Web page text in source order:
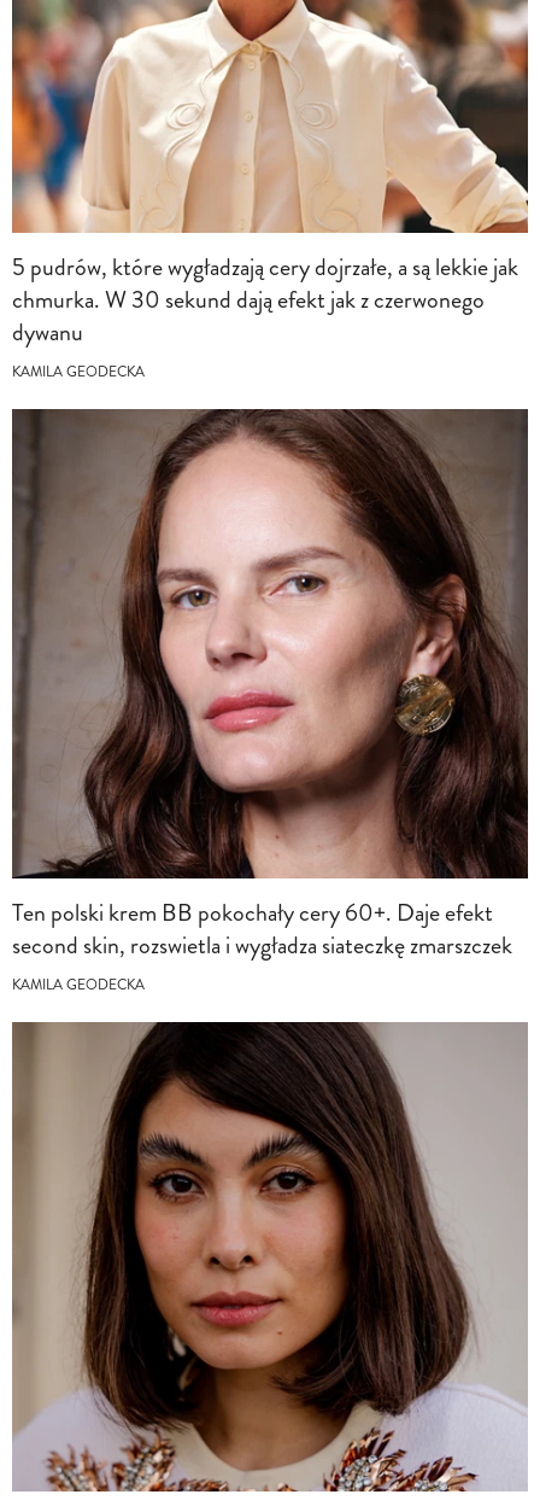
5 pudrów, które wygładzają cery dojrzałe, a są lekkie jak
chmurka. W 30 sekund dają efekt jak z czerwonego
dywanu
KAMILA GEODECKA
Ten polski krem BB pokochały cery 60+. Daje efekt
second skin, rozswietla i wygładza siateczkę zmarszczek
KAMILA GEODECKA